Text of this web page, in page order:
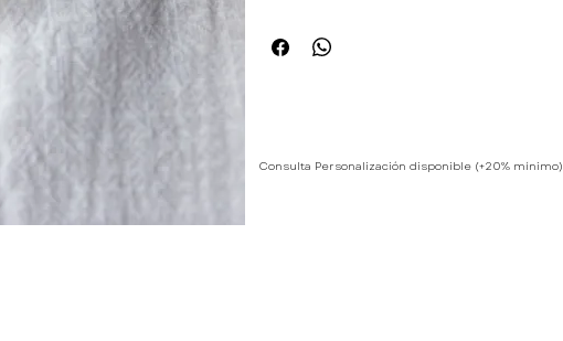
Consulta Personalización disponible (+20% mínimo)